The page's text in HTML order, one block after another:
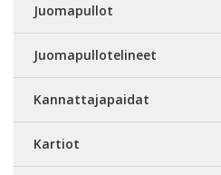
Juomapullot
Juomapullotelineet
Kannattajapaidat
Kartiot